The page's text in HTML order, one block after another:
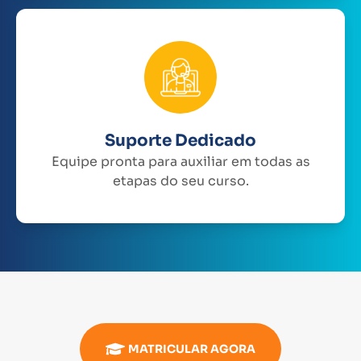
Suporte Dedicado
Equipe pronta para auxiliar em todas as
etapas do seu curso.
MATRICULAR AGORA